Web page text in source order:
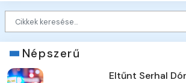
Népszerű
Eltűnt Serhal